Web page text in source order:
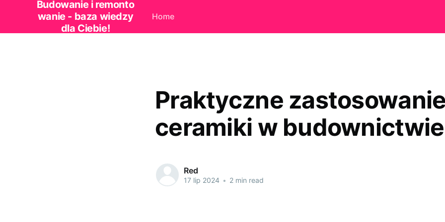
Budowanie i remonto
wanie - baza wiedzy
dla Ciebie!
Home
Praktyczne zastosowanie
ceramiki w budownictwie
Red
17 lip 2024 • 2 min read